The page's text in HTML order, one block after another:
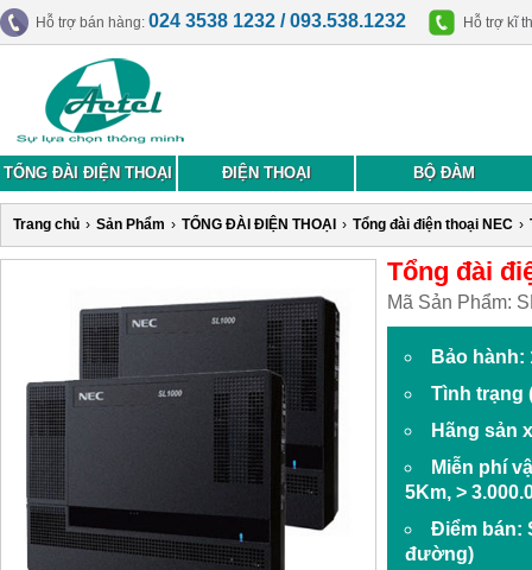
Hỗ trợ bán hàng: 024 3538 1232 / 093.538.1232 Hỗ trợ kĩ
TỔNG ĐÀI ĐIỆN THOẠI ĐIỆN THOẠI BỘ ĐÀM
Trang chủ › Sản Phẩm › TỔNG ĐÀI ĐIỆN THOẠI › Tổng đài điện thoại NEC ›
Tổng đài
Mã Sản Phẩm:
Bảo hành:
Tình trạng
Hãng sản
Miễn phí
5Km, >
Điểm bán:
đường)